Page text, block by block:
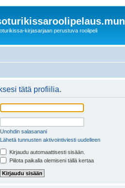
kirjasarjaan perustuva roolipeli
tätä profiilia.
Unohdin salasanani
Lähetä tunnusten aktivointiviesti uudelleen
Kirjaudu automaattisesti sisään.
Piilota paikalla olemiseni tällä kertaa